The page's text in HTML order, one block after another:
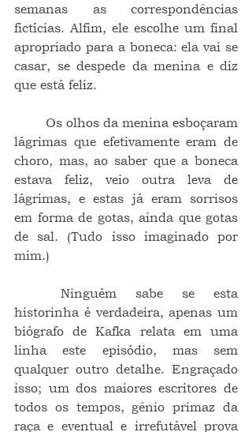
semanas as correspondências
fictícias. Alfim, ele escolhe um final
apropriado para a boneca: ela vai se
casar, se despede da menina e diz
que está feliz.
lágrimas que efetivamente eram de
choro, mas, ao saber que a boneca
estava feliz, veio outra leva de
lágrimas, e estas já eram sorrisos
em forma de gotas, ainda que gotas
de sal. (Tudo isso imaginado por
mim.)
historinha é verdadeira, apenas um
biógrafo de Kafka relata em uma
linha este episódio, mas sem
qualquer outro detalhe. Engraçado
isso; um dos maiores escritores de
todos os tempos, gênio primaz da
raça e eventual e irrefutável prova